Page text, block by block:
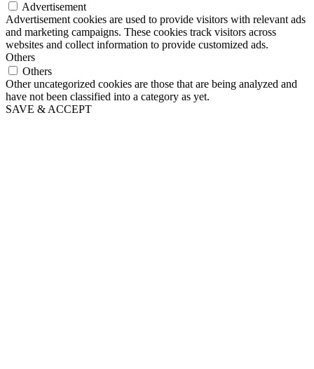
Advertisement
Advertisement cookies are used to provide visitors with relevant ads
and marketing campaigns. These cookies track visitors across
websites and collect information to provide customized ads.
Others
Others
Other uncategorized cookies are those that are being analyzed and
have not been classified into a category as yet.
SAVE & ACCEPT